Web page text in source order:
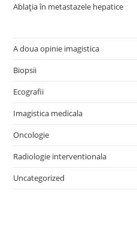
Ablația în metastazele hepatice
A doua opinie imagistica
Biopsii
Ecografii
Imagistica medicala
Oncologie
Radiologie interventionala
Uncategorized